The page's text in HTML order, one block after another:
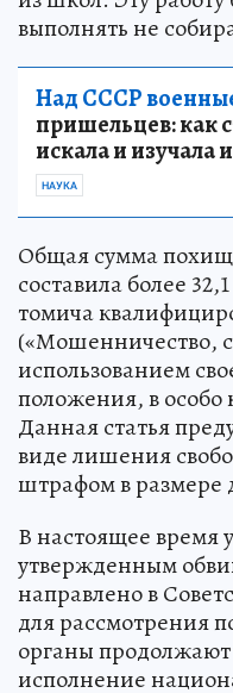
выполнять не
Над СССР
пришельцев: как
искала и изучала
НАУКА
Общая сумма
составила более
томича
(«Мошенничество,
использованием
положения, в особо
Данная статья
виде лишения
штрафом в размере
В настоящее время
утвержденным
направлено в
для рассмотрения
органы
исполнение